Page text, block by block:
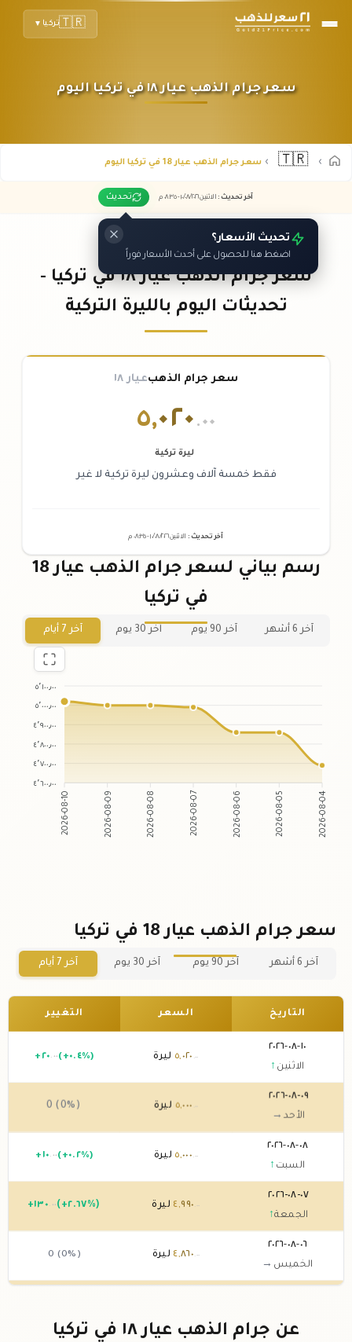
🇹🇷تركيا ▼
سعر جرام الذهب عيار ١٨ في تركيا اليوم
🇹🇷 سعر جرام الذهب عيار 18 في تركيا اليوم
آخر تحديث : الاثنين ١٠ /٠٨/٢٠٢٦ - ٠٨:٣٥ م تحديث
تحديث الأسعار؟
اضغط هنا للحصول على أحدث الأسعار فوراً
سعر جرام الذهب عيار ١٨ في تركيا -
تحديثات اليوم بالليرة التركية
سعر جرام الذهبعيار ١٨
٥,٠٢٠ .٠٠
ليرة تركية
فقط خمسة آلاف وعشرون ليرة تركية لا غير
آخر تحديث : الاثنين ١٠ /٠٨/٢٠٢٦ - ٠٨:٣٥ م
رسم بياني لسعر جرام الذهب عيار 18
في تركيا
آخر 6 أشهر آخر 90 يوم آخر 30 يوم آخر 7 أيام
٥٬١٠٠٫٠٠
٥٬٠٠٠٫٠٠
٤٬٩٠٠٫٠٠
٤٬٨٠٠٫٠٠
٤٬٧٠٠٫٠٠
٤٬٦٠٠٫٠٠
2026-08-10 2026-08-09 2026-08-08 2026-08-07 2026-08-06 2026-08-05 2026-08-04
سعر جرام الذهب عيار 18 في تركيا
آخر 6 أشهر آخر 90 يوم آخر 30 يوم آخر 7 أيام
التاريخ السعر التغيير
١٠-٠٨-٢٠٢٦
الاثنين ↑
٥,٠٢٠ .٠٠ ليرة + ٢٠ .٠٠ (+٠.٤%)
٠٩-٠٨-٢٠٢٦
الأحد →
٥,٠٠٠ ليرة 0 (0%)
٠٨-٠٨-٢٠٢٦
السبت ↑
٥,٠٠٠ .٠٠ ليرة + ١٠ .٠٠ (+٠.٢%)
٠٧-٠٨-٢٠٢٦
الجمعة↑
٤,٩٩٠ .٠٠ ليرة +١٣٠ .٠٠ (+٢.٦٧%)
٠٦-٠٨-٢٠٢٦
الخميس →
٤,٨٦٠ .٠٠ ليرة 0 (0%)
عن جرام الذهب عيار ١٨ في تركيا